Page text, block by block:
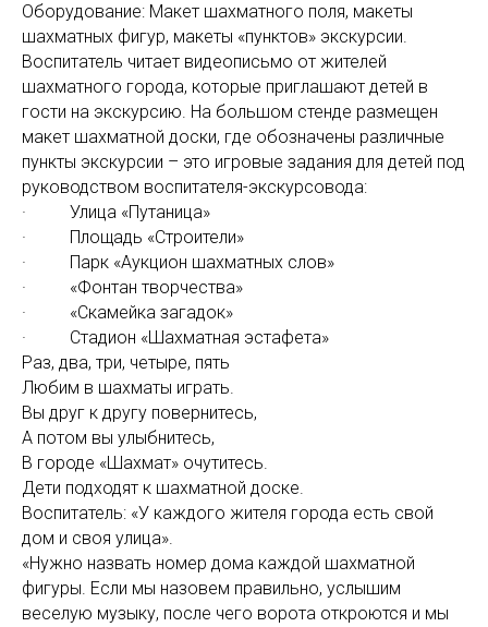
Оборудование: Макет шахматного поля, макеты
шахматных фигур, макеты «пунктов» экскурсии.
Воспитатель читает видеописьмо от жителей
шахматного города, которые приглашают детей в
гости на экскурсию. На большом стенде размещен
макет шахматной доски, где обозначены различные
пункты экскурсии – это игровые задания для детей под
руководством воспитателя-экскурсовода:
· Улица «Путаница»
· Площадь «Строители»
· Парк «Аукцион шахматных слов»
· «Фонтан творчества»
· «Скамейка загадок»
· Стадион «Шахматная эстафета»
Раз, два, три, четыре, пять
Любим в шахматы играть.
Вы друг к другу повернитесь,
А потом вы улыбнитесь,
В городе «Шахмат» очутитесь.
Дети подходят к шахматной доске.
Воспитатель: «У каждого жителя города есть свой
дом и своя улица».
«Нужно назвать номер дома каждой шахматной
фигуры. Если мы назовем правильно, услышим
веселую музыку, после чего ворота откроются и мы